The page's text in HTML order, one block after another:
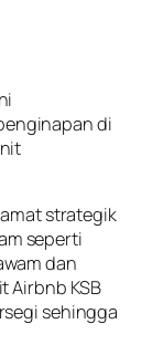
di
strategik
seperti
dan
Airbnb KSB
sehingga